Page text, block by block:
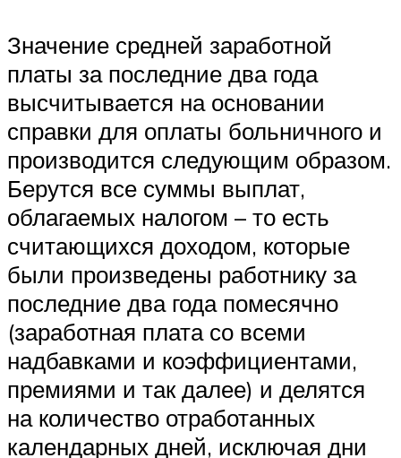
Значение средней заработной
платы за последние два года
высчитывается на основании
справки для оплаты больничного и
производится следующим образом.
Берутся все суммы выплат,
облагаемых налогом – то есть
считающихся доходом, которые
были произведены работнику за
последние два года помесячно
(заработная плата со всеми
надбавками и коэффициентами,
премиями и так далее) и делятся
на количество отработанных
календарных дней, исключая дни